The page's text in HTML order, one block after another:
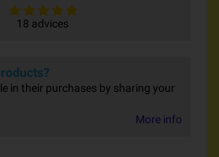
18 advices
in their purchases by sharing your
More info